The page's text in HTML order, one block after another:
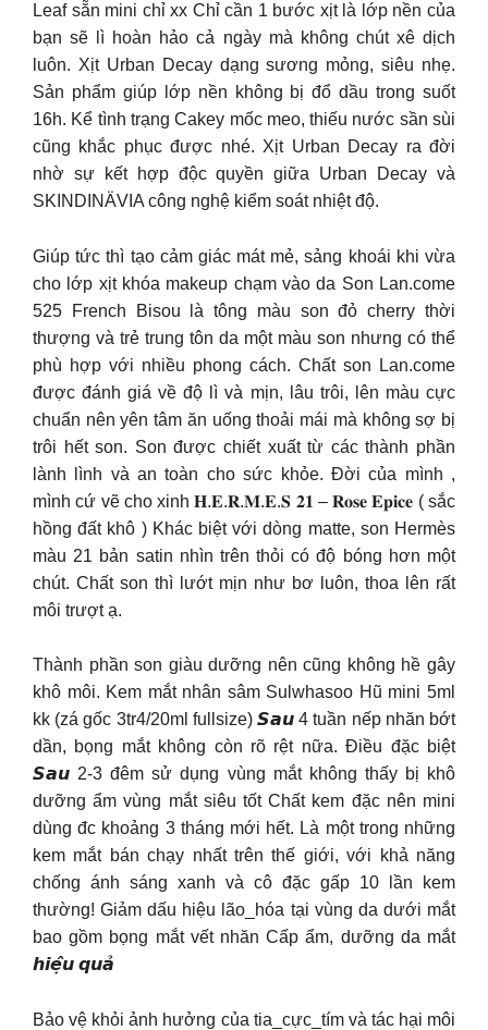
Leaf sẵn mini chỉ xx Chỉ cần 1 bước xịt là lớp nền của
bạn sẽ lì hoàn hảo cả ngày mà không chút xê dịch
luôn. Xịt Urban Decay dạng sương mỏng, siêu nhẹ.
Sản phẩm giúp lớp nền không bị đổ dầu trong suốt
16h. Kể tình trạng Cakey mốc meo, thiếu nước sần sùi
cũng khắc phục được nhé. Xịt Urban Decay ra đời
nhờ sự kết hợp độc quyền giữa Urban Decay và
SKINDINÄVIA công nghệ kiểm soát nhiệt độ.
Giúp tức thì tạo cảm giác mát mẻ, sảng khoái khi vừa
cho lớp xịt khóa makeup chạm vào da Son Lan.come
525 French Bisou là tông màu son đỏ cherry thời
thượng và trẻ trung tôn da một màu son nhưng có thể
phù hợp với nhiều phong cách. Chất son Lan.come
được đánh giá về độ lì và mịn, lâu trôi, lên màu cực
chuẩn nên yên tâm ăn uống thoải mái mà không sợ bị
trôi hết son. Son được chiết xuất từ các thành phần
lành lình và an toàn cho sức khỏe. Đời của mình ,
mình cứ vẽ cho xinh 𝐇.𝐄.𝐑.𝐌.𝐄.𝐒 𝟐𝟏 – 𝐑𝐨𝐬𝐞 𝐄𝐩𝐢𝐜𝐞 ( sắc
hồng đất khô ) Khác biệt với dòng matte, son Hermès
màu 21 bản satin nhìn trên thỏi có độ bóng hơn một
chút. Chất son thì lướt mịn như bơ luôn, thoa lên rất
môi trượt ạ.
Thành phần son giàu dưỡng nên cũng không hề gây
khô môi. Kem mắt nhân sâm Sulwhasoo Hũ mini 5ml
kk (zá gốc 3tr4/20ml fullsize) 𝙎𝙖𝙪 4 tuần nếp nhăn bớt
dần, bọng mắt không còn rõ rệt nữa. Điều đặc biệt
𝙎𝙖𝙪 2-3 đêm sử dụng vùng mắt không thấy bị khô
dưỡng ẩm vùng mắt siêu tốt Chất kem đặc nên mini
dùng đc khoảng 3 tháng mới hết. Là một trong những
kem mắt bán chạy nhất trên thế giới, với khả năng
chống ánh sáng xanh và cô đặc gấp 10 lần kem
thường! Giảm dấu hiệu lão_hóa tại vùng da dưới mắt
bao gồm bọng mắt vết nhăn Cấp ẩm, dưỡng da mắt
𝙝𝙞𝙚̣̂𝙪 𝙦𝙪𝙖̉
Bảo vệ khỏi ảnh hưởng của tia_cực_tím và tác hại môi